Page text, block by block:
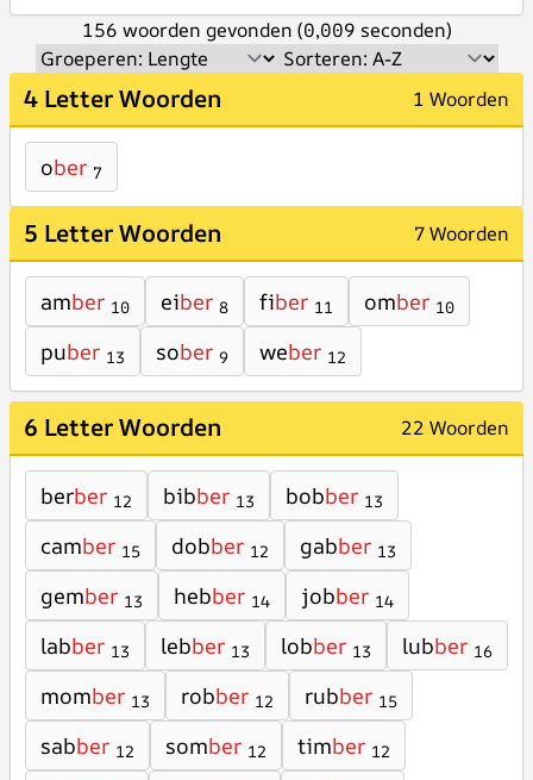
156 woorden gevonden (0,009 seconden)
4 Letter Woorden 1 Woorden
ober 7
5 Letter Woorden 7 Woorden
amber 10 eiber 8 fiber 11 omber 10
puber 13 sober 9 weber 12
6 Letter Woorden 22 Woorden
berber 12 bibber 13 bobber 13
camber 15 dobber 12 gabber 13
gember 13 hebber 14 jobber 14
labber 13 lebber 13 lobber 13 lubber 16
momber 13 robber 12 rubber 15
sabber 12 somber 12 timber 12